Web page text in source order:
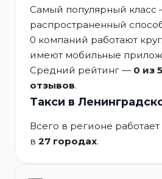
Самый популярный класс
распространенный
0 компаний работают
имеют мобильные
Средний рейтинг — 0 из 5
отзывов.
Такси в
Всего в регионе работает
в 27 городах.